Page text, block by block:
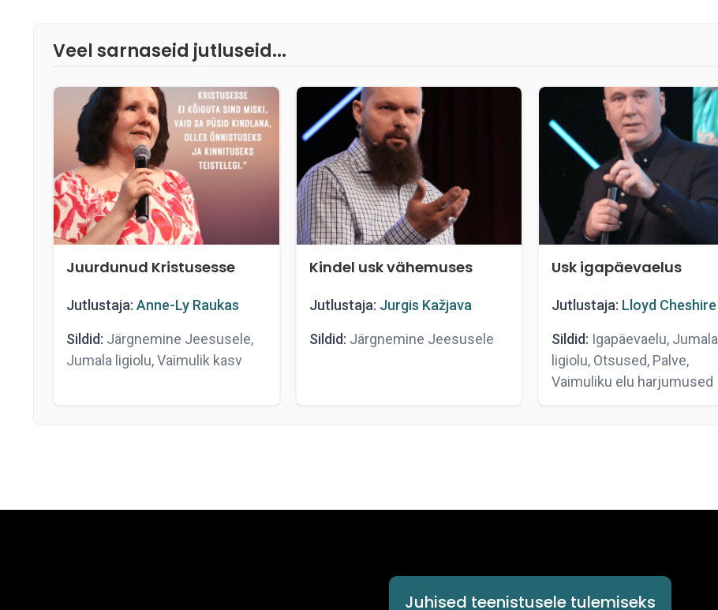
Veel sarnaseid jutluseid...
Juurdunud Kristusesse
Jutlustaja: Anne-Ly Raukas
Sildid: Järgnemine Jeesusele,
Jumala ligiolu, Vaimulik kasv
Kindel usk vähemuses
Jutlustaja: Jurgis Kažjava
Sildid: Järgnemine Jeesusele
Usk igapäevaelus
Jutlustaja: Lloyd Cheshire
Sildid: Igapäevaelu, Jumala
ligiolu, Otsused, Palve,
Vaimuliku elu harjumused
Juhised teenistusele tulemiseks